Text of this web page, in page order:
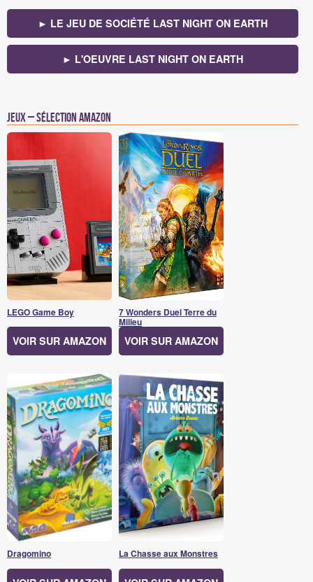
► LE JEU DE SOCIÉTÉ LAST NIGHT ON EARTH
► L'OEUVRE LAST NIGHT ON EARTH
Jeux – Sélection Amazon
LEGO Game Boy
VOIR SUR AMAZON
7 Wonders Duel Terre du
Milieu
VOIR SUR AMAZON
Dragomino La Chasse aux Monstres